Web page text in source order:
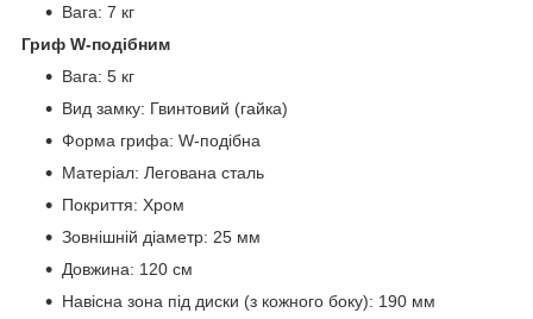
Вага: 7 кг
Гриф W-подібним
Вага: 5 кг
Вид замку: Гвинтовий (гайка)
Форма грифа: W-подібна
Матеріал: Легована сталь
Покриття: Хром
Зовнішній діаметр: 25 мм
Довжина: 120 см
Навісна зона під диски (з кожного боку): 190 мм